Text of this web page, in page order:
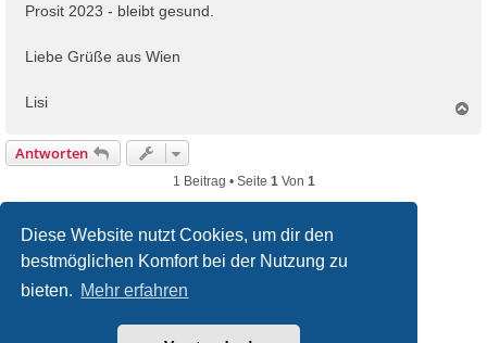
Diese Website nutzt Cookies, um dir den
bestmöglichen Komfort bei der Nutzung zu
bieten. Mehr erfahren
g
Prosit 2023 - bleibt gesund.
Liebe Grüße aus Wien
Lisi
Antworten
1 Beitrag • Seite 1 Von 1
filmquiz.de Alle Foren
® Forum Software © phpBB Limited